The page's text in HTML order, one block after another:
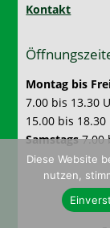
Kontakt
Montag bis
7.00 bis 13.30
15.00 bis 18.30
Samstags7.00
Diese Website
nutzen,